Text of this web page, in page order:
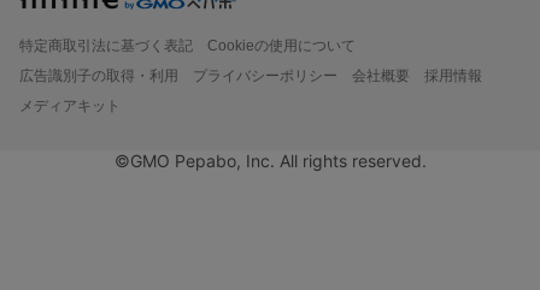
特定商取引法に基づく表記
Cookieの使用について
広告識別子の取得・利用
プライバシーポリシー 会社概要
採用情報
メディアキット
©GMO Pepabo, Inc. All rights reserved.